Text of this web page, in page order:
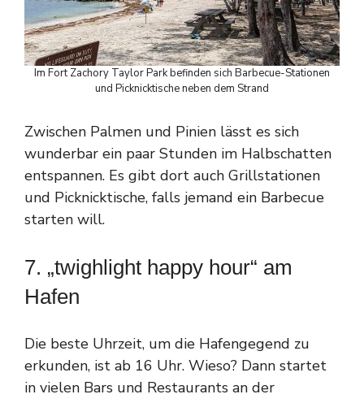
Im Fort Zachory Taylor Park befinden sich Barbecue-Stationen
und Picknicktische neben dem Strand
Zwischen Palmen und Pinien lässt es sich
wunderbar ein paar Stunden im Halbschatten
entspannen. Es gibt dort auch Grillstationen
und Picknicktische, falls jemand ein Barbecue
starten will.
7. „twighlight happy hour“ am
Hafen
Die beste Uhrzeit, um die Hafengegend zu
erkunden, ist ab 16 Uhr. Wieso? Dann startet
in vielen Bars und Restaurants an der